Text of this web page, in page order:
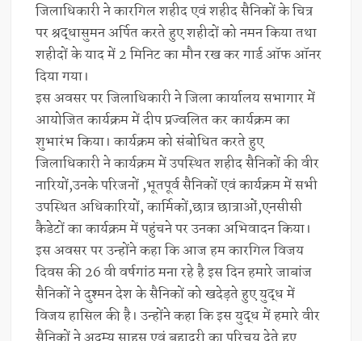
जिलाधिकारी ने कारगिल शहीद एवं शहीद सैनिकों के चित्र
पर श्रद्धासुमन अर्पित करते हुए शहीदों को नमन किया तथा
शहीदों के याद में 2 मिनिट का मौन रख कर गार्ड ऑफ ऑनर
दिया गया।
इस अवसर पर जिलाधिकारी ने जिला कार्यालय सभागार में
आयोजित कार्यक्रम में दीप प्रज्वलित कर कार्यक्रम का
शुभारंभ किया। कार्यक्रम को संबोधित करते हुए
जिलाधिकारी ने कार्यक्रम में उपस्थित शहीद सैनिकों की वीर
नारियों,उनके परिजनों ,भूतपूर्व सैनिकों एवं कार्यक्रम में सभी
उपस्थित अधिकारियों, कार्मिकों,छात्र छात्राओं,एनसीसी
कैडेटों का कार्यक्रम में पहुंचने पर उनका अभिवादन किया।
इस अवसर पर उन्होंने कहा कि आज हम कारगिल विजय
दिवस की 26 वी वर्षगांठ मना रहे है इस दिन हमारे जाबांज
सैनिकों ने दुश्मन देश के सैनिकों को खदेड़ते हुए युद्ध में
विजय हासिल की है। उन्होंने कहा कि इस युद्ध में हमारे वीर